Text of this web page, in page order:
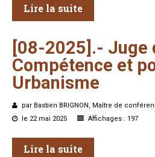
Lire la suite
[08-2025].- Juge
Compétence et
Urbanisme
par Bastien BRIGNON, Maître de
le 22 mai 2025
Affichages : 197
Lire la suite